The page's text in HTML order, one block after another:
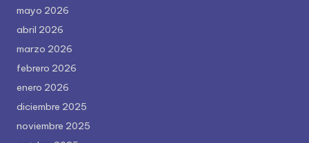
mayo 2026
abril 2026
marzo 2026
febrero 2026
enero 2026
diciembre 2025
noviembre 2025